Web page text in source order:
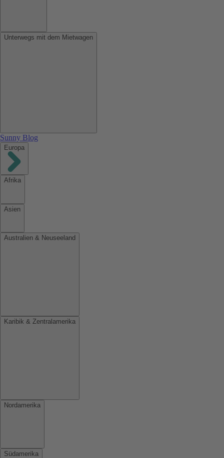
Unterwegs mit dem Mietwagen
Sunny Blog
Europa
Afrika
Asien
Australien & Neuseeland
Karibik & Zentralamerika
Nordamerika
Südamerika